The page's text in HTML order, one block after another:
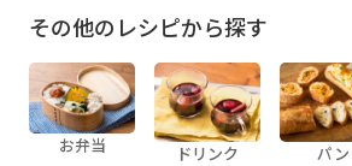
その他のレシピから探す
お弁当 ドリンク パン